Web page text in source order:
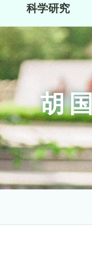
科学研究
胡